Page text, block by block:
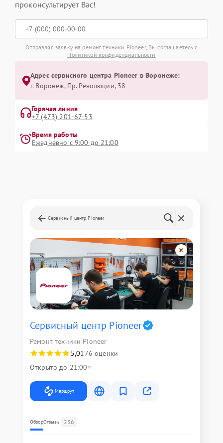
проконсультирует Вас!
Отправляя заявку на ремонт техники Pioneer, Вы соглашаетесь с
Политикой конфиденциальности
Адрес сервисного центра Pioneer в Воронеже:
г. Воронеж, Пр. Революции, 38
Горячая линия
+7 (473) 201-67-53
Время работы
Ежедневно с 9:00 до 21:00
Сервисный центр Pioneer
Сервисный центр Pioneer
Ремонт техники Pioneer
5,0176 оценки
Открыто до 21:00
Маршрут
ОбзорОтзывы 236